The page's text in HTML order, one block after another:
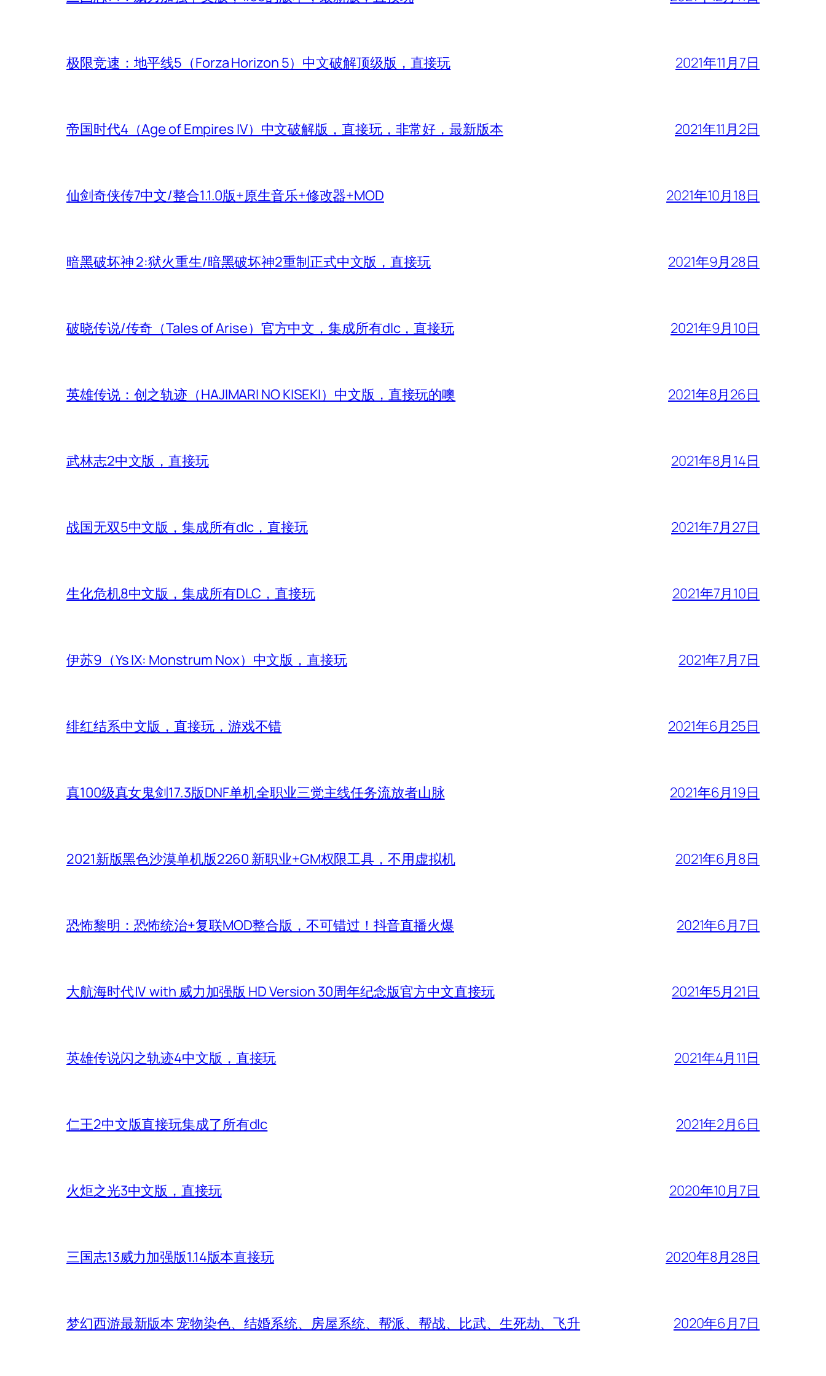
极限竞速：地平线5（Forza Horizon 5）中文破解顶级版，直接玩 2021年11月7日
帝国时代4（Age of Empires IV）中文破解版，直接玩，非常好，最新版本 2021年11月2日
仙剑奇侠传7中文/整合1.1.0版+原生音乐+修改器+MOD 2021年10月18日
暗黑破坏神 2:狱火重生/暗黑破坏神2重制正式中文版，直接玩 2021年9月28日
破晓传说/传奇（Tales of Arise）官方中文，集成所有dlc，直接玩 2021年9月10日
英雄传说：创之轨迹（HAJIMARI NO KISEKI）中文版，直接玩的噢 2021年8月26日
武林志2中文版，直接玩 2021年8月14日
战国无双5中文版，集成所有dlc，直接玩 2021年7月27日
生化危机8中文版，集成所有DLC，直接玩 2021年7月10日
伊苏9（Ys IX: Monstrum Nox）中文版，直接玩 2021年7月7日
绯红结系中文版，直接玩，游戏不错 2021年6月25日
真100级真女鬼剑17.3版DNF单机全职业三觉主线任务流放者山脉 2021年6月19日
2021新版黑色沙漠单机版2260 新职业+GM权限工具，不用虚拟机 2021年6月8日
恐怖黎明：恐怖统治+复联MOD整合版，不可错过！抖音直播火爆 2021年6月7日
大航海时代Ⅳ with 威力加强版 HD Version 30周年纪念版官方中文直接玩 2021年5月21日
英雄传说闪之轨迹4中文版，直接玩 2021年4月11日
仁王2中文版直接玩集成了所有dlc 2021年2月6日
火炬之光3中文版，直接玩 2020年10月7日
三国志13威力加强版1.14版本直接玩 2020年8月28日
梦幻西游最新版本 宠物染色、结婚系统、房屋系统、帮派、帮战、比武、生死劫、飞升 2020年6月7日